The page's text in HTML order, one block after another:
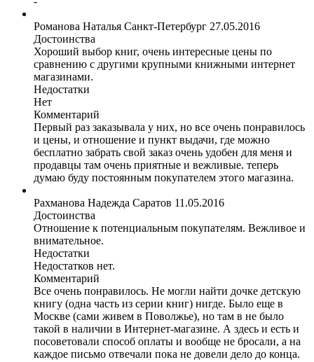
Романова Наталья Санкт-Петербург 27.05.2016
Достоинства
Хороший выбор книг, очень интересные цены по
сравнению с другими крупными книжными интернет
магазинами.
Недостатки
Нет
Комментарий
Первый раз заказывала у них, но все очень понравилось
и цены, и отношение и пункт выдачи, где можно
бесплатно забрать свой заказ очень удобен для меня и
продавцы там очень приятные и вежливые. теперь
думаю буду постоянным покупателем этого магазина.
Рахманова Надежда Саратов 11.05.2016
Достоинства
Отношение к потенциальным покупателям. Вежливое и
внимательное.
Недостатки
Недостатков нет.
Комментарий
Все очень понравилось. Не могли найти дочке детскую
книгу (одна часть из серии книг) нигде. Было еще в
Москве (сами живем в Поволжье), но там в не было
такой в наличии в Интернет-магазине. А здесь и есть и
посоветовали способ оплаты и вообще не бросали, а на
каждое письмо отвечали пока не довели дело до конца.